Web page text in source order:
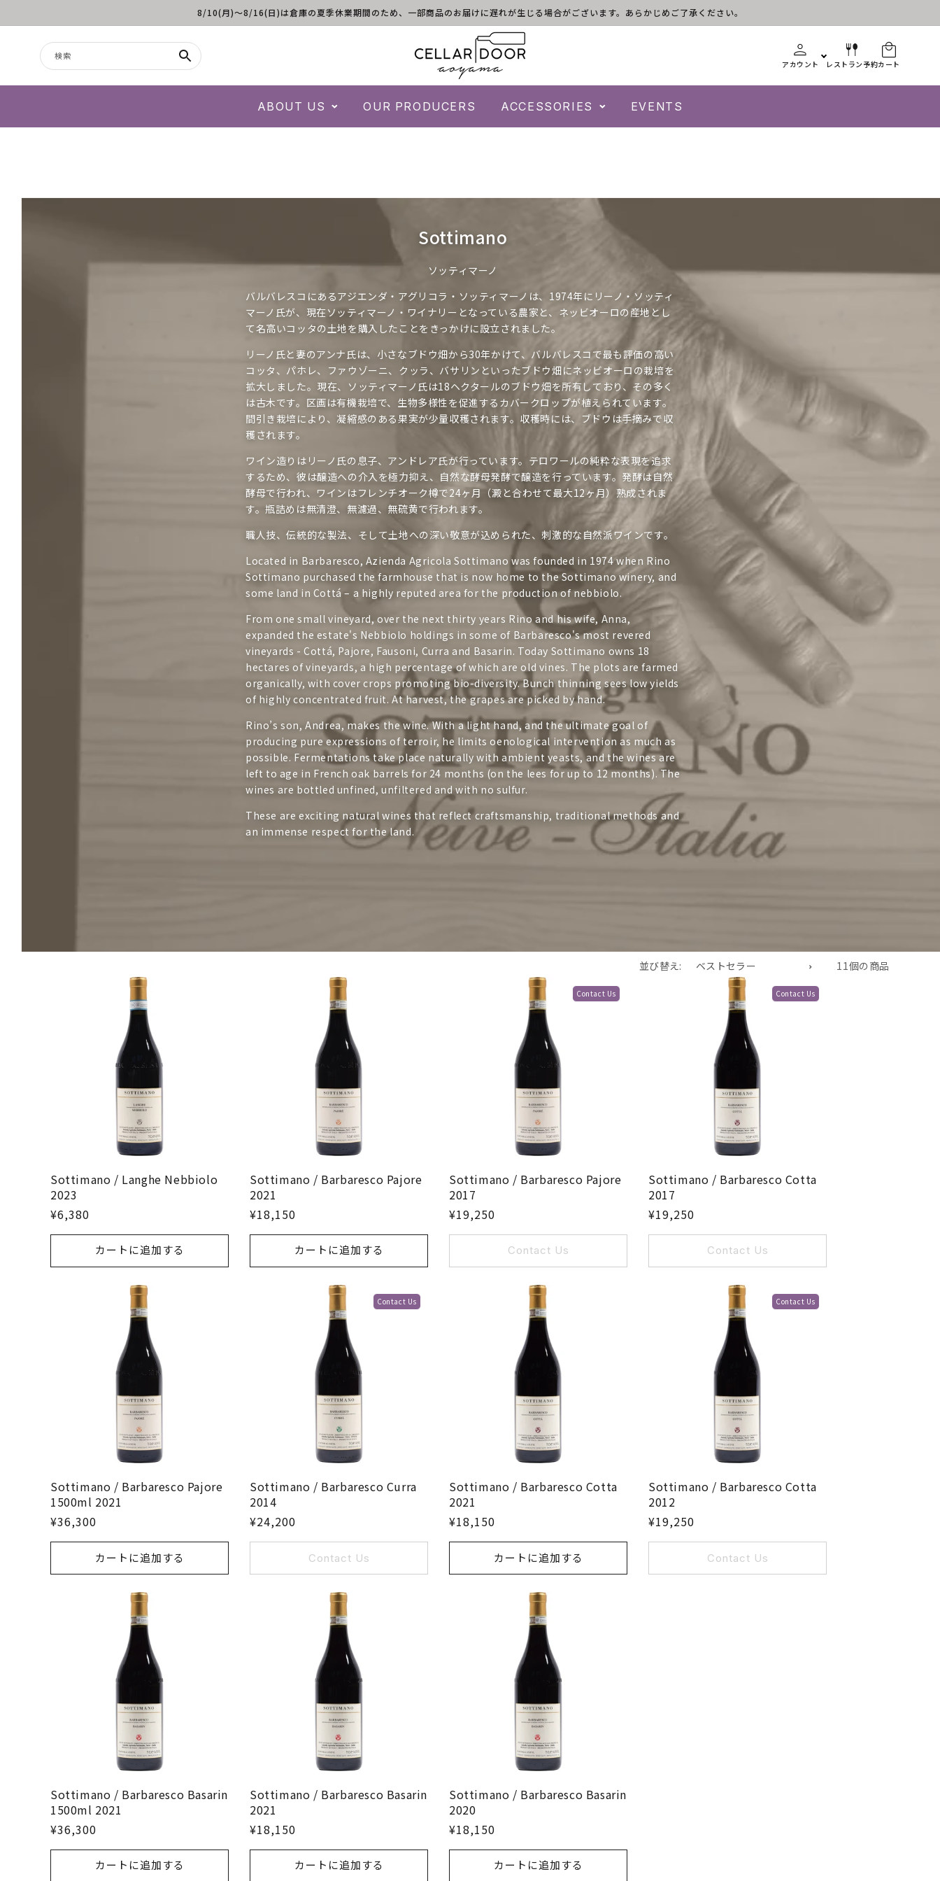
8/10(月)～8/16(日)は倉庫の夏季休業期間のため、一部商品のお届けに遅れが生じる場合がございます。あらかじめご了承ください。
検索
アカウント レストラン予約カート
ABOUT US OUR PRODUCERS ACCESSORIES EVENTS
コ
ク
シ
ョ
ン
:
Sottimano
ソッティマーノ
バルバレスコにあるアジエンダ・アグリコラ・ソッティマーノは、1974年にリーノ・ソッティ
マーノ氏が、現在ソッティマーノ・ワイナリーとなっている農家と、ネッビオーロの産地とし
て名高いコッタの土地を購入したことをきっかけに設立されました。
リーノ氏と妻のアンナ氏は、小さなブドウ畑から30年かけて、バルバレスコで最も評価の高い
コッタ、パホレ、ファウゾーニ、クッラ、バサリンといったブドウ畑にネッビオーロの栽培を
拡大しました。現在、ソッティマーノ氏は18ヘクタールのブドウ畑を所有しており、その多く
は古木です。区画は有機栽培で、生物多様性を促進するカバークロップが植えられています。
間引き栽培により、凝縮感のある果実が少量収穫されます。収穫時には、ブドウは手摘みで収
穫されます。
ワイン造りはリーノ氏の息子、アンドレア氏が行っています。テロワールの純粋な表現を追求
するため、彼は醸造への介入を極力抑え、自然な酵母発酵で醸造を行っています。発酵は自然
酵母で行われ、ワインはフレンチオーク樽で24ヶ月（澱と合わせて最大12ヶ月）熟成されま
す。瓶詰めは無清澄、無濾過、無硫黄で行われます。
職人技、伝統的な製法、そして土地への深い敬意が込められた、刺激的な自然派ワインです。
Located in Barbaresco, Azienda Agricola Sottimano was founded in 1974 when Rino
Sottimano purchased the farmhouse that is now home to the Sottimano winery, and
some land in Cottá – a highly reputed area for the production of nebbiolo.
From one small vineyard, over the next thirty years Rino and his wife, Anna,
expanded the estate's Nebbiolo holdings in some of Barbaresco's most revered
vineyards - Cottá, Pajore, Fausoni, Curra and Basarin. Today Sottimano owns 18
hectares of vineyards, a high percentage of which are old vines. The plots are farmed
organically, with cover crops promoting bio-diversity. Bunch thinning sees low yields
of highly concentrated fruit. At harvest, the grapes are picked by hand.
Rino’s son, Andrea, makes the wine. With a light hand, and the ultimate goal of
producing pure expressions of terroir, he limits oenological intervention as much as
possible. Fermentations take place naturally with ambient yeasts, and the wines are
left to age in French oak barrels for 24 months (on the lees for up to 12 months). The
wines are bottled unfined, unfiltered and with no sulfur.
These are exciting natural wines that reflect craftsmanship, traditional methods and
an immense respect for the land.
並び替え: 11個の商品
Sottimano / Langhe Nebbiolo
2023
¥6,380
カートに追加する
Sottimano / Barbaresco Pajore
2021
¥18,150
カートに追加する
Contact Us
Sottimano / Barbaresco Pajore
2017
¥19,250
Contact Us
Contact Us
Sottimano / Barbaresco Cotta
2017
¥19,250
Contact Us
Sottimano / Barbaresco Pajore
1500ml 2021
¥36,300
カートに追加する
Contact Us
Sottimano / Barbaresco Curra
2014
¥24,200
Contact Us
Sottimano / Barbaresco Cotta
2021
¥18,150
カートに追加する
Contact Us
Sottimano / Barbaresco Cotta
2012
¥19,250
Contact Us
Sottimano / Barbaresco Basarin
1500ml 2021
¥36,300
カートに追加する
Sottimano / Barbaresco Basarin
2021
¥18,150
カートに追加する
Sottimano / Barbaresco Basarin
2020
¥18,150
カートに追加する